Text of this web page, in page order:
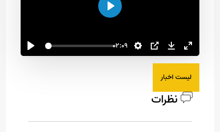
02:09
اجرا
لیست اخبار
نظرات